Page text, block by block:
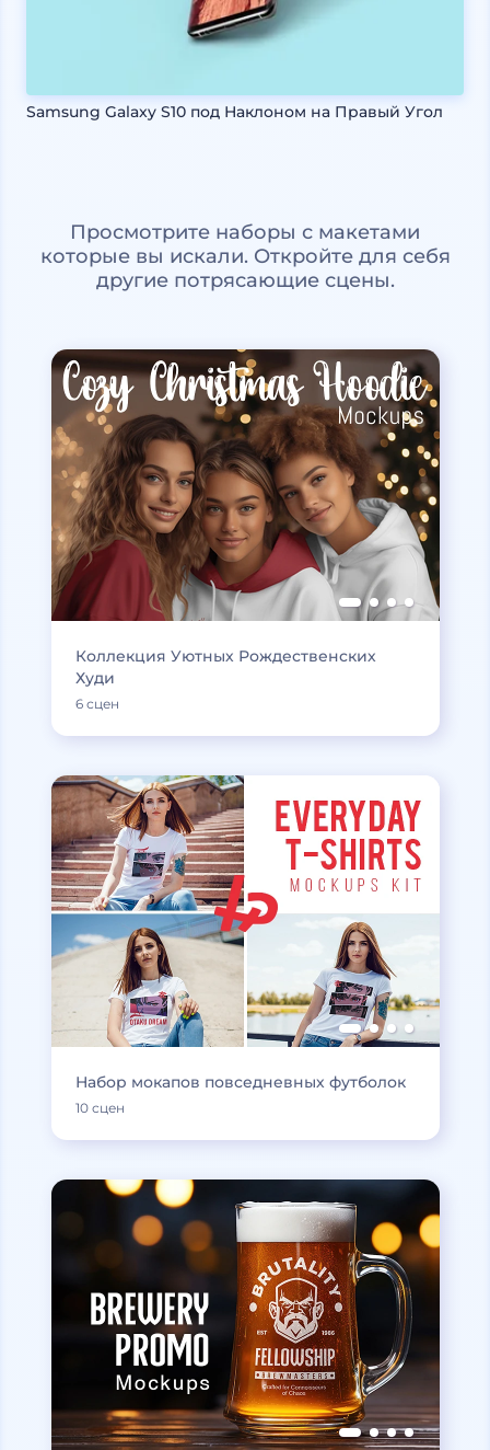
Samsung Galaxy S10 под Наклоном на Правый Угол
Просмотрите наборы с макетами
которые вы искали. Откройте для себя
другие потрясающие сцены.
Коллекция Уютных Рождественских
Худи
6 сцен
Набор мокапов повседневных футболок
10 сцен